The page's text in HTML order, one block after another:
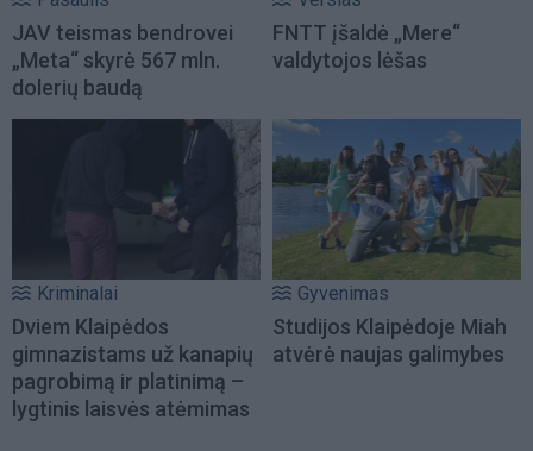
JAV teismas bendrovei
„Meta“ skyrė 567 mln.
dolerių baudą
FNTT įšaldė „Mere“
valdytojos lėšas
Kriminalai
Dviem Klaipėdos
gimnazistams už kanapių
pagrobimą ir platinimą –
lygtinis laisvės atėmimas
Gyvenimas
Studijos Klaipėdoje Miah
atvėrė naujas galimybes